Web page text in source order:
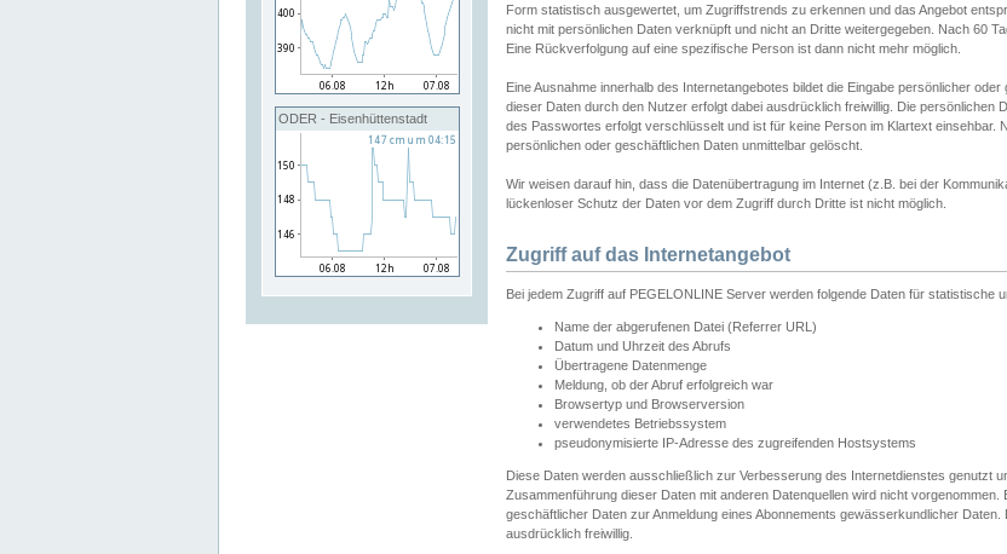
ODER - Eisenhüttenstadt
Form statistisch ausgewertet, um Zugriffstrends zu erkennen und das Angebot
nicht mit persönlichen Daten verknüpft und nicht an Dritte weitergegeben. Nach 60
Eine Rückverfolgung auf eine spezifische Person ist dann nicht mehr möglich.
Eine Ausnahme innerhalb des Internetangebotes bildet die Eingabe persönlicher
dieser Daten durch den Nutzer erfolgt dabei ausdrücklich freiwillig. Die persönlichen
des Passwortes erfolgt verschlüsselt und ist für keine Person im Klartext einsehbar.
persönlichen oder geschäftlichen Daten unmittelbar gelöscht.
Wir weisen darauf hin, dass die Datenübertragung im Internet (z.B. bei der
lückenloser Schutz der Daten vor dem Zugriff durch Dritte ist nicht möglich.
Zugriff auf das Internetangebot
Bei jedem Zugriff auf PEGELONLINE Server werden folgende Daten für statistische
Name der abgerufenen Datei (Referrer URL)
Datum und Uhrzeit des Abrufs
Übertragene Datenmenge
Meldung, ob der Abruf erfolgreich war
Browsertyp und Browserversion
verwendetes Betriebssystem
pseudonymisierte IP-Adresse des zugreifenden Hostsystems
Diese Daten werden ausschließlich zur Verbesserung des Internetdienstes genutzt
Zusammenführung dieser Daten mit anderen Datenquellen wird nicht vorgenommen.
geschäftlicher Daten zur Anmeldung eines Abonnements gewässerkundlicher
ausdrücklich freiwillig.